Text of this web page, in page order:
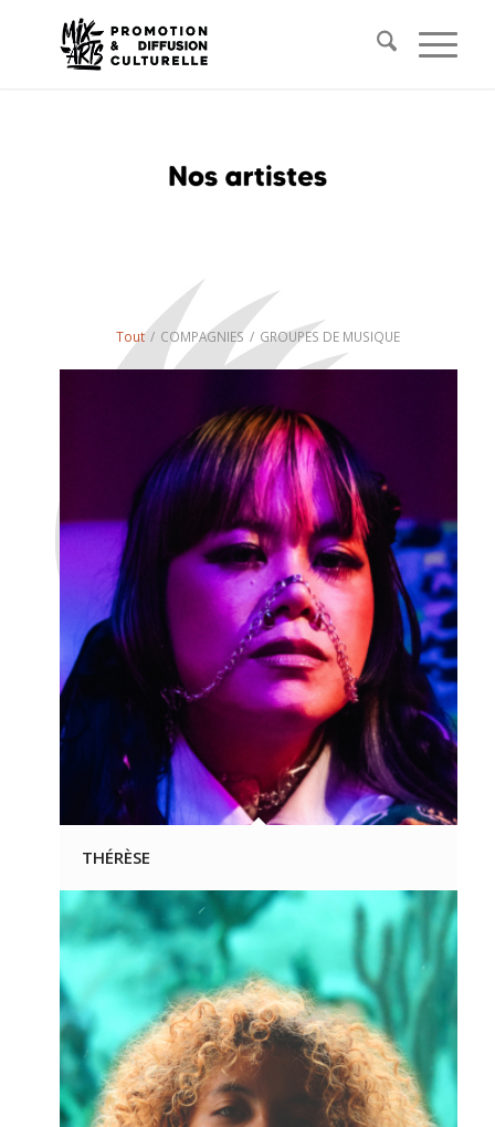
Tout / COMPAGNIES / GROUPES DE MUSIQUE
THÉRÈSE